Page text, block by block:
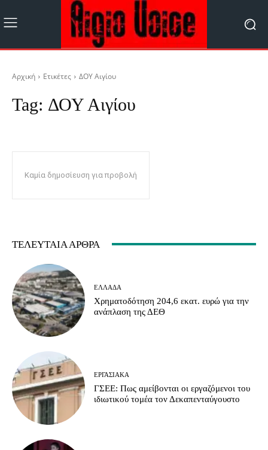
Αρχική Ετικέτες ΔΟΥ Αιγίου
Tag: ΔΟΥ Αιγίου
Καμία δημοσίευση για προβολή
ΤΕΛΕΥΤΑΊΑ ΆΡΘΡΑ
ΕΛΛΆΔΑ
Χρηματοδότηση 204,6 εκατ. ευρώ για την
ανάπλαση της ΔΕΘ
ΕΡΓΑΣΙΑΚΆ
ΓΣΕΕ: Πως αμείβονται οι εργαζόμενοι του
ιδιωτικού τομέα τον Δεκαπενταύγουστο